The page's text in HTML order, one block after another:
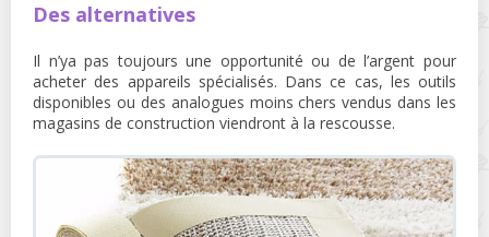
Des alternatives
Il n’ya pas toujours une opportunité ou de l’argent pour
acheter des appareils spécialisés. Dans ce cas, les outils
disponibles ou des analogues moins chers vendus dans les
magasins de construction viendront à la rescousse.